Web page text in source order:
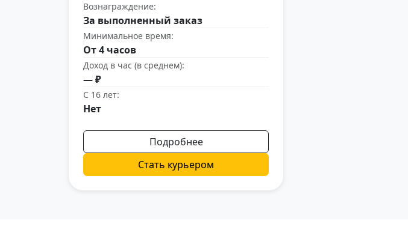
Вознаграждение:
За выполненный заказ
Минимальное время:
От 4 часов
Доход в час (в среднем):
— ₽
С 16 лет:
Нет
Подробнее
Стать курьером